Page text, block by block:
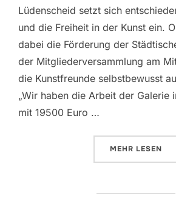
Lüdenscheid setzt sich
und die Freiheit in der Kunst ein.
dabei die Förderung der
der Mitgliederversammlung am
die Kunstfreunde selbstbewusst
„Wir haben die Arbeit der Galerie
mit 19500 Euro …
MEHR ÜBER
LESEN